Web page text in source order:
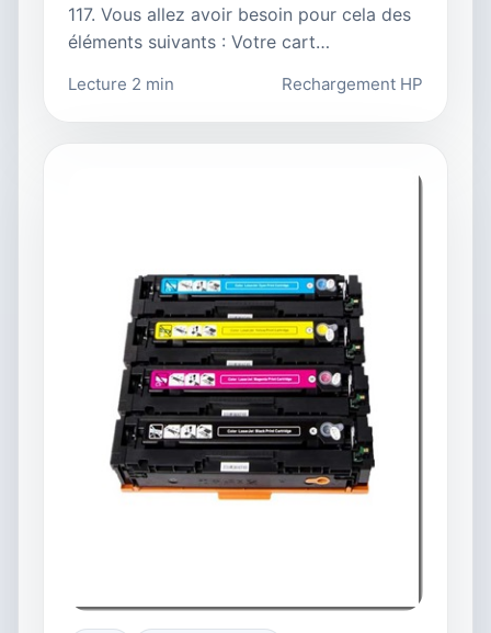
117. Vous allez avoir besoin pour cela des
éléments suivants : Votre cart…
Lecture 2 min Rechargement HP